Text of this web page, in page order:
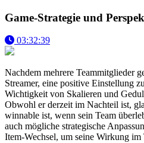
Game-Strategie und
03:32:39
Nachdem mehrere Teammitglieder
Streamer, eine positive Einstellung
Wichtigkeit von Skalieren und
Obwohl er derzeit im Nachteil ist,
winnable ist, wenn sein Team
auch mögliche strategische
Item-Wechsel, um seine Wirkung im